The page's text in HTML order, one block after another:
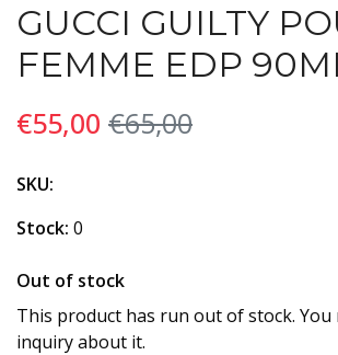
GUCCI GUILTY
FEMME EDP
€55,00 €65,00
SKU:
Stock: 0
Out of stock
This product has run out of stock. You
inquiry about it.